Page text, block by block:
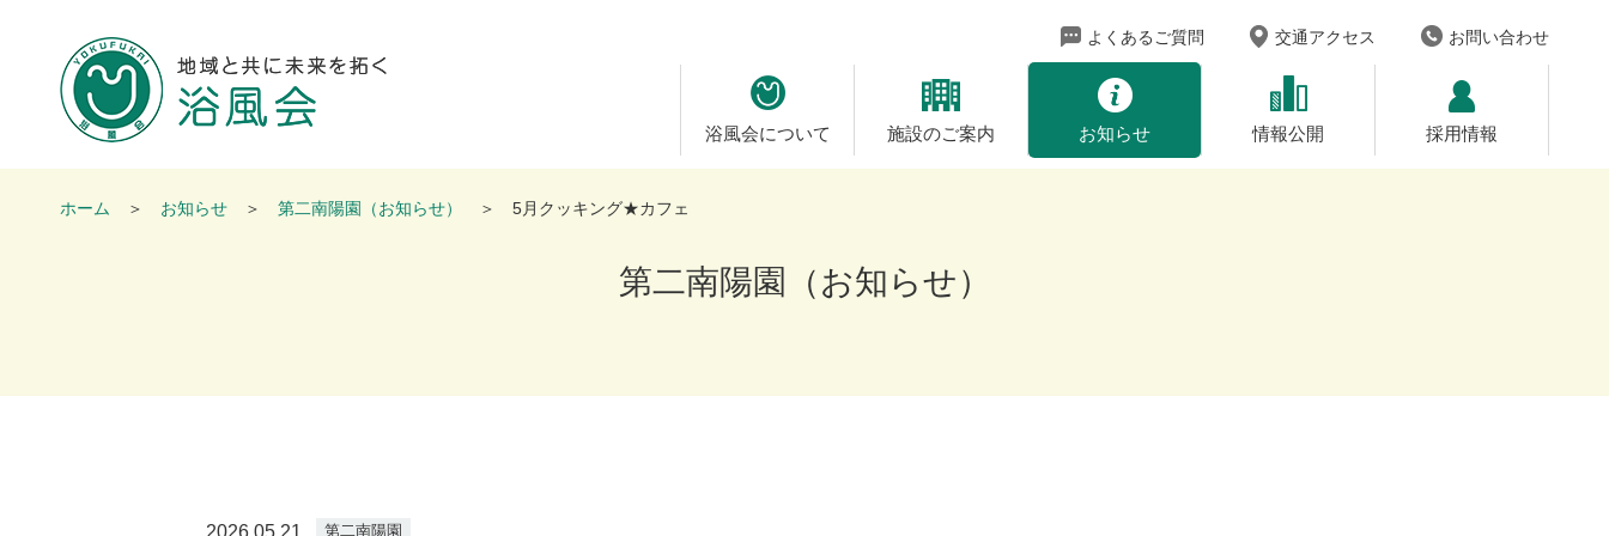
浴風会について 施設のご案内 お知らせ 情報公開 採用情報
よくあるご質問 交通アクセス お問い合わせ
ホーム お知らせ 第二南陽園（お知らせ） 5月クッキング★カフェ
第二南陽園（お知らせ）
2026.05.21 第二南陽園